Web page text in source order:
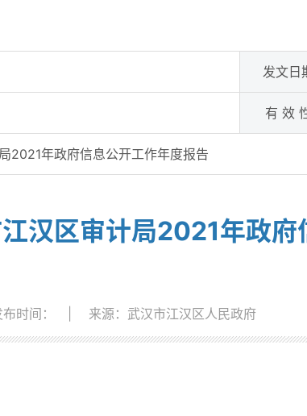
发文日
有 效
2021年政府信息公开工作年度报告
汉区审计局2021年政府
时间： 来源：武汉市江汉区人民政府